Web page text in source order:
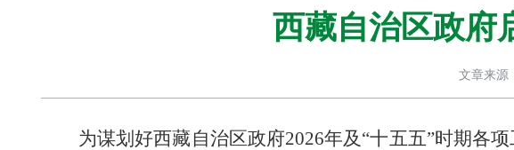
西藏自治区政府
文章来源
为谋划好西藏自治区政府2026年及“十五五”时期各